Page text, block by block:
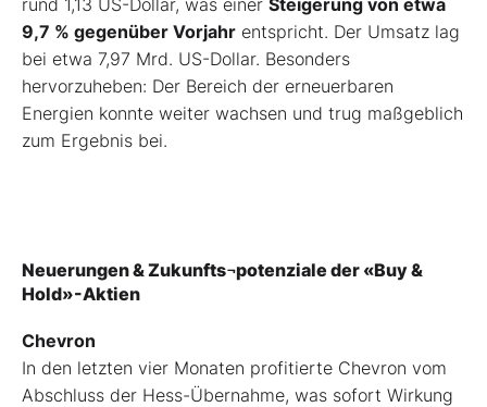
9,7 % gegenüber Vorjahr entspricht. Der Umsatz lag
bei etwa 7,97 Mrd. US-Dollar. Besonders
hervorzuheben: Der Bereich der erneuerbaren
Energien konnte weiter wachsen und trug maßgeblich
zum Ergebnis bei.
Neuerungen & Zukunfts¬potenziale der «Buy &
Hold»-Aktien
Chevron
In den letzten vier Monaten profitierte Chevron vom
Abschluss der Hess-Übernahme, was sofort Wirkung